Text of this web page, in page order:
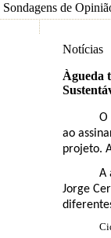
de
Notícias
Àgueda
O
ao
projeto.
A
Jorge